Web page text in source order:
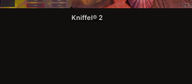
Kniffel® 2